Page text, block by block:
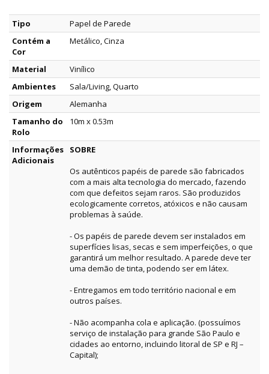
Tipo
Papel de Parede
Contém a
Cor
Metálico, Cinza
Material
Vinílico
Ambientes
Sala/Living, Quarto
Origem
Alemanha
Tamanho do
Rolo
10m x 0.53m
Informações
Adicionais
SOBRE
Os autênticos papéis de parede são fabricados
com a mais alta tecnologia do mercado, fazendo
com que defeitos sejam raros. São produzidos
ecologicamente corretos, atóxicos e não causam
problemas à saúde.
- Os papéis de parede devem ser instalados em
superfícies lisas, secas e sem imperfeições, o que
garantirá um melhor resultado. A parede deve ter
uma demão de tinta, podendo ser em látex.
- Entregamos em todo território nacional e em
outros países.
- Não acompanha cola e aplicação. (possuímos
serviço de instalação para grande São Paulo e
cidades ao entorno, incluindo litoral de SP e RJ –
Capital);